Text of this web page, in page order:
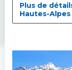
Plus de
Hautes-Alpes